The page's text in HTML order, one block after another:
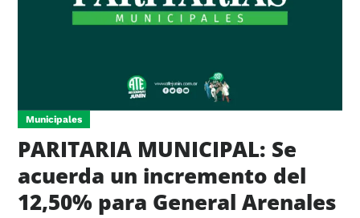
Municipales
PARITARIA MUNICIPAL: Se
acuerda un incremento del
12,50% para General Arenales